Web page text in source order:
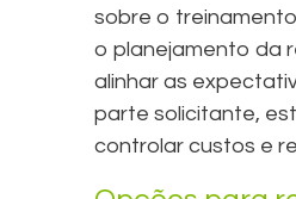
sobre o
o planejamento da
alinhar as
parte solicitante,
controlar custos e